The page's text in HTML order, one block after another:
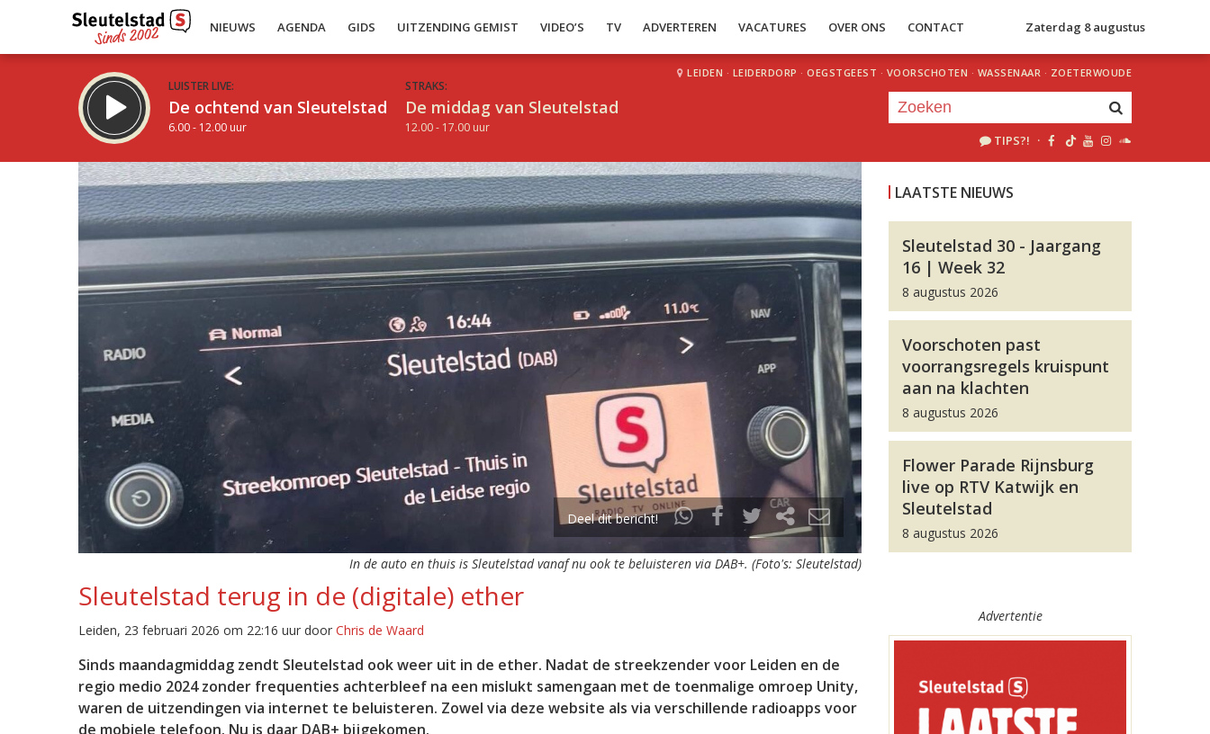
NIEUWS AGENDA GIDS UITZENDING GEMIST VIDEO’S TV ADVERTEREN VACATURES OVER ONS CONTACT Zaterdag 8 augustus
LUISTER LIVE:
De ochtend van Sleutelstad
6.00 - 12.00 uur
STRAKS:
De middag van Sleutelstad
12.00 - 17.00 uur
LEIDEN · LEIDERDORP · OEGSTGEEST · VOORSCHOTEN · WASSENAAR · ZOETERWOUDE
TIPS?! ·
Deel dit bericht!
In de auto en thuis is Sleutelstad vanaf nu ook te beluisteren via DAB+. (Foto's: Sleutelstad)
Sleutelstad terug in de (digitale) ether
Leiden, 23 februari 2026 om 22:16 uur door Chris de Waard
Sinds maandagmiddag zendt Sleutelstad ook weer uit in de ether. Nadat de streekzender voor Leiden en de
regio medio 2024 zonder frequenties achterbleef na een mislukt samengaan met de toenmalige omroep Unity,
waren de uitzendingen via internet te beluisteren. Zowel via deze website als via verschillende radioapps voor
de mobiele telefoon. Nu is daar DAB+ bijgekomen.
LAATSTE NIEUWS
Sleutelstad 30 - Jaargang
16 | Week 32
8 augustus 2026
Voorschoten past
voorrangsregels kruispunt
aan na klachten
8 augustus 2026
Flower Parade Rijnsburg
live op RTV Katwijk en
Sleutelstad
8 augustus 2026
Advertentie